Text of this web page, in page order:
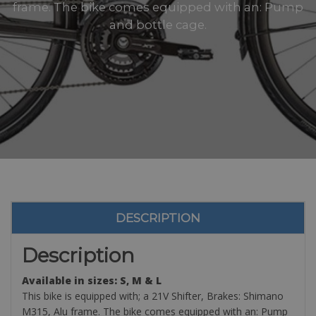
frame. The bike comes equipped with an: Pump
and bottle cage.
DESCRIPTION
Description
Available in sizes: S, M & L
This bike is equipped with; a 21V Shifter, Brakes: Shimano
M315, Alu frame. The bike comes equipped with an: Pump